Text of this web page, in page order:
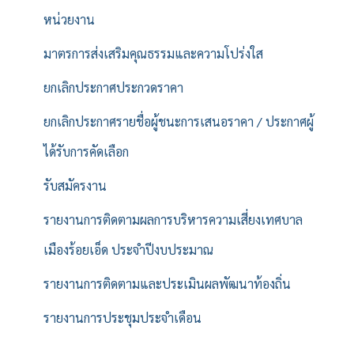
หน่วยงาน
มาตรการส่งเสริมคุณธรรมและความโปร่งใส
ยกเลิกประกาศประกวดราคา
ยกเลิกประกาศรายชื่อผู้ชนะการเสนอราคา / ประกาศผู้
ได้รับการคัดเลือก
รับสมัครงาน
รายงานการติดตามผลการบริหารความเสี่ยงเทศบาล
เมืองร้อยเอ็ด ประจำปีงบประมาณ
รายงานการติดตามและประเมินผลพัฒนาท้องถิ่น
รายงานการประชุมประจำเดือน